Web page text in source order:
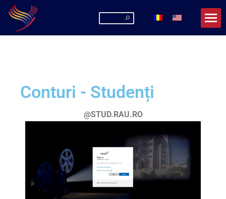
Conturi - Studenți
@STUD.RAU.RO